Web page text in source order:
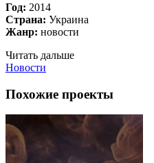
Год: 2014
Страна: Украина
Жанр: новости
Читать дальше
Новости
Похожие проекты